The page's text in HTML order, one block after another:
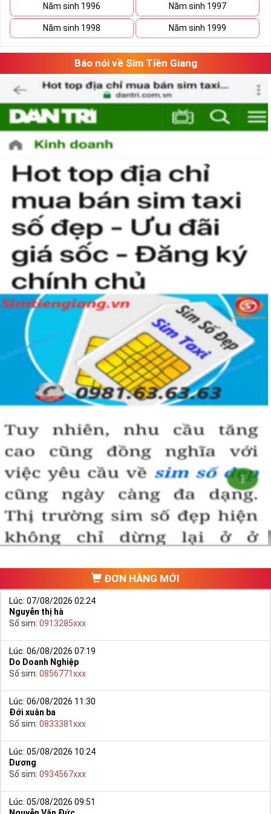
Xã Kho Sim Số Đẹp Giá rẻ
Có thể bạn sẽ tiết kiệm được ngân sách khá lớn nếu vô tình
Hãy lưu giữ nó lại và tiếp tục ngắm nghía danh sách sim số
đẹp khác. Khi đã có cái nhìn tổng quan và lựa chọn được
vài dãy số ưng ý, việc tiếp theo của bạn là cân đo đong đếm
xem sim nào là phù hợp với cá nhân mình nhất.
Việc này sẽ tốn không ít thời gian, nhưng nếu đã chấp nhận
bỏ ra một số tiền lớn thì việc cân nhắc lâu cũng là điều dễ
hiểu.
Tham khảo ngay:Danh Sách Sim Số Đẹp VIettel
Mua Sim Giảm Giá Có Phải Là
Sim Xấu?
Sim giảm giá Sim số đẹp giá rẻ
có thể là những sim siêu
vip nhưng đã lâu chưa tìm được người mua nên có
OFF để kích cầu mua sắm.
Trong mọi cuộc mua bán, người nhanh tay là người chiến
thắng. Sim số đẹp đôi khi cũng như vật giá leo thang ngày
hôm nay giá thấp nhưng ngày mai có thể tăng phi mã, số
tiền bạn dự định bỏ ra có thể nhanh chóng vượt khung trần.
Bạn cũng sẽ không có nhiều thời gian để do dự, bởi kho
sim giảm giá sẽ ngày càng cạn kiệt và đến khi đó dù sim số
xấu nhưng giá bán cao cũng là điều hết sức bình thường.
Đôi khi có một số khách hàng chuyên đi săn lùng những
loại sim giảm giá, sim số đẹp giá rẻ này về bán lại cho
những người không tìm được loại sim giảm giá này để có
Chính vì thế tại sao chúng ta lại không săn lùng sim giảm
giá sim số đẹp giá rẻ này để đầu tư sinh lãi thỏa sức niềm
đam mê sim số đẹp
Cách đây nhiều năm về trước khi dịch vụ mua bán trực tuyến
chưa phát triển, khách hàng muốn mua một sim số đẹp phải
trong một list.
Năm sinh 1996 Năm sinh 1997
Năm sinh 1998 Năm sinh 1999
Báo nói về Sim Tiền Giang
ĐƠN HÀNG MỚI
Lúc: 07/08/2026 02:24
Nguyễn thị hà
Số sim: 0913285xxx
Lúc: 06/08/2026 07:19
Do Doanh Nghiệp
Số sim: 0856771xxx
Lúc: 06/08/2026 11:30
Đới xuân ba
Số sim: 0833381xxx
Lúc: 05/08/2026 10:24
Dương
Số sim: 0934567xxx
Lúc: 05/08/2026 09:51